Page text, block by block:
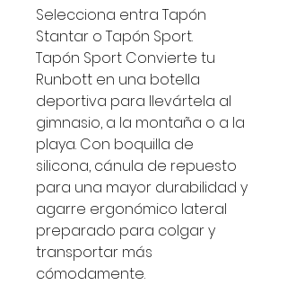
Selecciona entra Tapón
Stantar o Tapón Sport.
Tapón Sport Convierte tu
Runbott en una botella
deportiva para llevártela al
gimnasio, a la montaña o a la
playa. Con boquilla de
silicona, cánula de repuesto
para una mayor durabilidad y
agarre ergonómico lateral
preparado para colgar y
transportar más
cómodamente.